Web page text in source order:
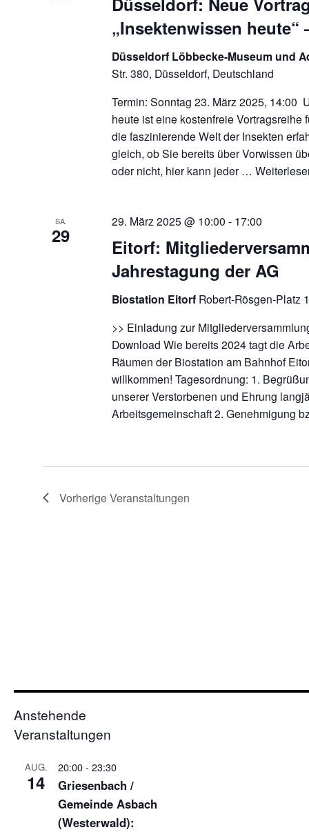
„Insektenwissen heute“
Düsseldorf Löbbecke-Museum und
Str. 380, Düsseldorf, Deutschland
Termin: Sonntag 23. März 2025, 14:00
heute ist eine kostenfreie Vortragsreihe
die faszinierende Welt der Insekten
gleich, ob Sie bereits über Vorwissen
oder nicht, hier kann jeder …
SA.
29
Eitorf:
Jahrestagung der AG
29. März 2025 @ 10:00 - 17:00
Biostation Eitorf Robert-Rösgen-Platz
>> Einladung zur
Download Wie bereits 2024 tagt die
Räumen der Biostation am Bahnhof
willkommen! Tagesordnung: 1.
unserer Verstorbenen und Ehrung
Arbeitsgemeinschaft 2. Genehmigung
VorherigeVeranstaltungen
Anstehende
Veranstaltungen
AUG.
14
20:00- 23:30
Griesenbach /
Gemeinde Asbach
(Westerwald):